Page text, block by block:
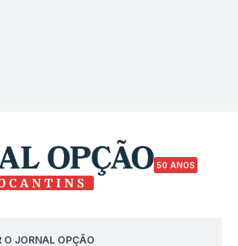
50 ANOS
O JORNAL OPÇÃO